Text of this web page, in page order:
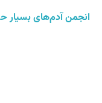
پرش
انجمن آدم‌های